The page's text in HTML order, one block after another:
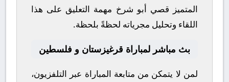
المتميز قصي أبو شرخ مهمة التعليق على هذا
اللقاء وتحليل مجرياته لحظةً بلحظة.
بث مباشر لمباراة قرغيزستان و فلسطين
لمن لا يتمكن من متابعة المباراة عبر التلفزيون،